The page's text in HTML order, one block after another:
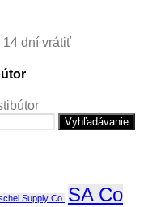
14 dní vrátiť
Vyhľadávanie
Supply Co. SA Co